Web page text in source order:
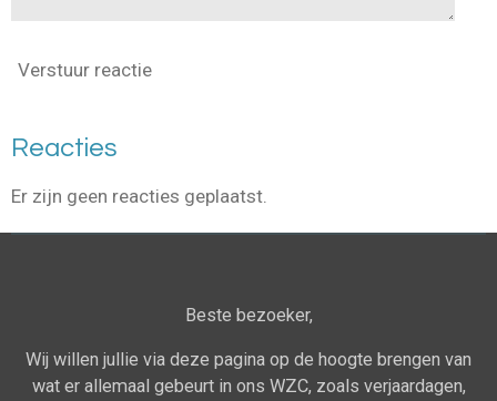
Verstuur reactie
Reacties
Er zijn geen reacties geplaatst.
Beste bezoeker,
Wij willen jullie via deze pagina op de hoogte brengen van
wat er allemaal gebeurt in ons WZC, zoals verjaardagen,